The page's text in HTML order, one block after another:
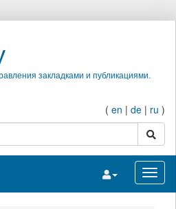
закладками и публикациями.
( en | de | ru )
поиск
Переключить